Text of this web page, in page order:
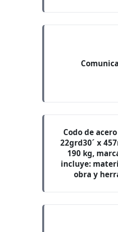
Codo de
22grd30´ x
190 kg,
incluye:
obra y